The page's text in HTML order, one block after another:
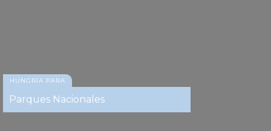
HUNGRÍA PARA
Parques Nacionales